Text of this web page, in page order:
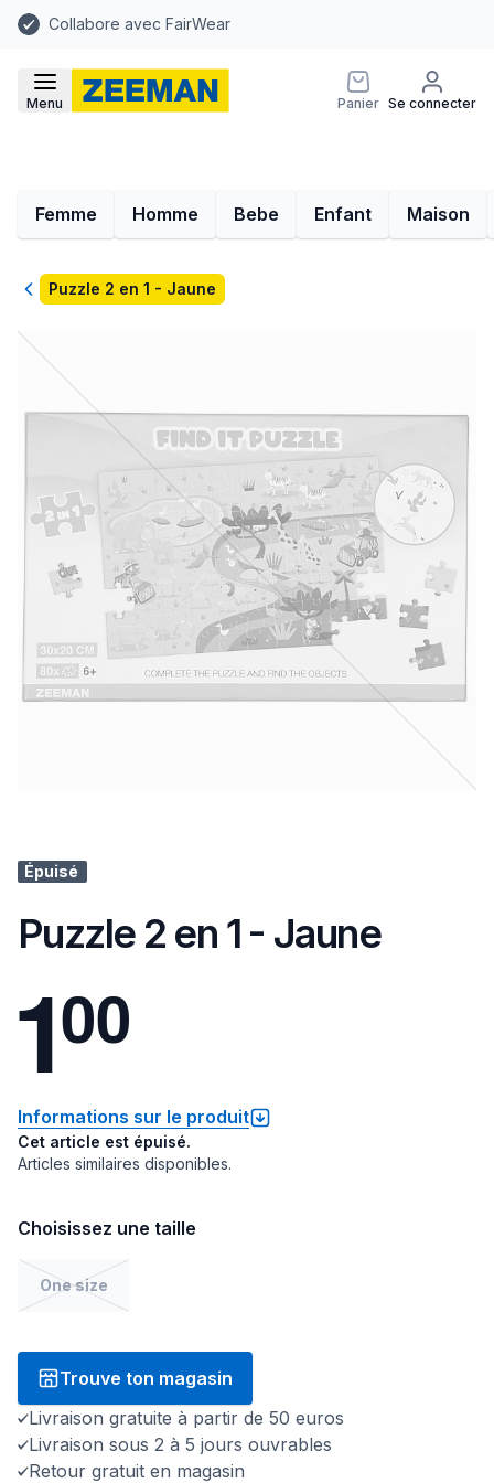
Collabore avec FairWear
Menu Panier Se connecter
Femme Homme Bebe Enfant Maison
RetourPuzzle 2 en 1 - Jaune
Épuisé
Puzzle 2 en 1 - Jaune
100
Informations sur le produit
Cet article est épuisé.
Articles similaires disponibles.
Choisissez une taille
One size
Trouve ton magasin
Livraison gratuite à partir de 50 euros
Livraison sous 2 à 5 jours ouvrables
Retour gratuit en magasin